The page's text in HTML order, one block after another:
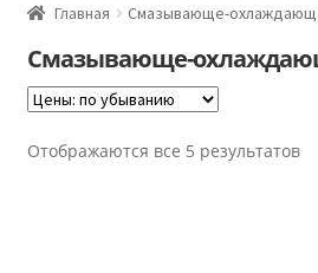
Главная Смазывающе-
Смазывающе-
Отображаются все 5 результатов